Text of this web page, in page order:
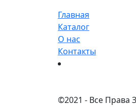
Главная
Каталог
О нас
Контакты
©2021 - Все